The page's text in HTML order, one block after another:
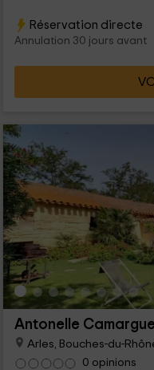
Réservation directe
Annulation 30 jours avant
Antonelle
Arles, Bouches-du-
0 opinions